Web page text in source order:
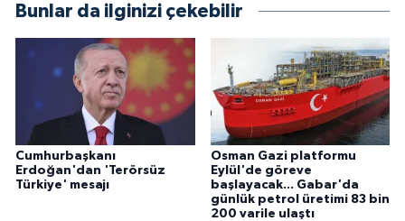
Bunlar da ilginizi çekebilir
Cumhurbaşkanı
Erdoğan'dan 'Terörsüz
Türkiye' mesajı
Osman Gazi platformu
Eylül'de göreve
başlayacak... Gabar'da
günlük petrol üretimi 83 bin
200 varile ulaştı